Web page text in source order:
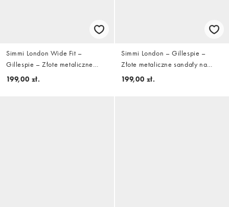
Simmi London Wide Fit –
Gillespie – Złote metaliczne
sandały na wysokim obcasie
199,00 zł.
Simmi London – Gillespie –
Złote metaliczne sandały na
wysokim obcasie
199,00 zł.